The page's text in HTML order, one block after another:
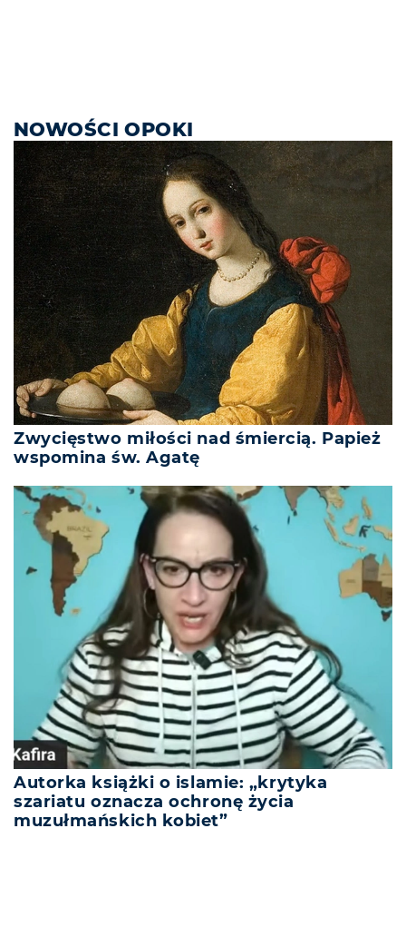
NOWOŚCI OPOKI
Zwycięstwo miłości nad śmiercią. Papież
wspomina św. Agatę
Autorka książki o islamie: „krytyka
szariatu oznacza ochronę życia
muzułmańskich kobiet”